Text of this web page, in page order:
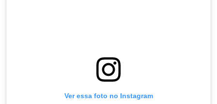
Ver essa foto no Instagram